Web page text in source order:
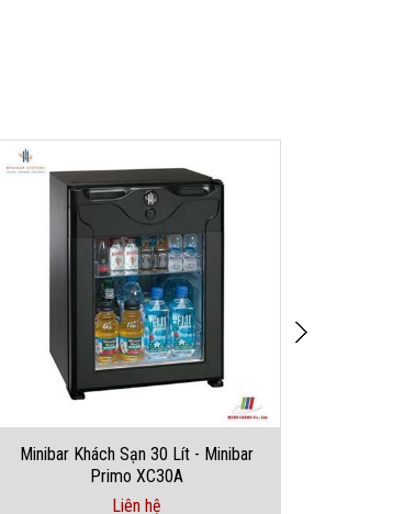
Minibar Khách Sạn 30 Lít - Minibar
Primo XC30A
Liên hệ